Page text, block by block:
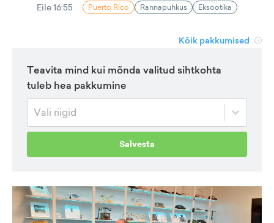
Eile 16:55 Puerto Rico Rannapuhkus Eksootika
Kõik pakkumised
Teavita mind kui mõnda valitud sihtkohta
tuleb hea pakkumine
Vali riigid
Salvesta